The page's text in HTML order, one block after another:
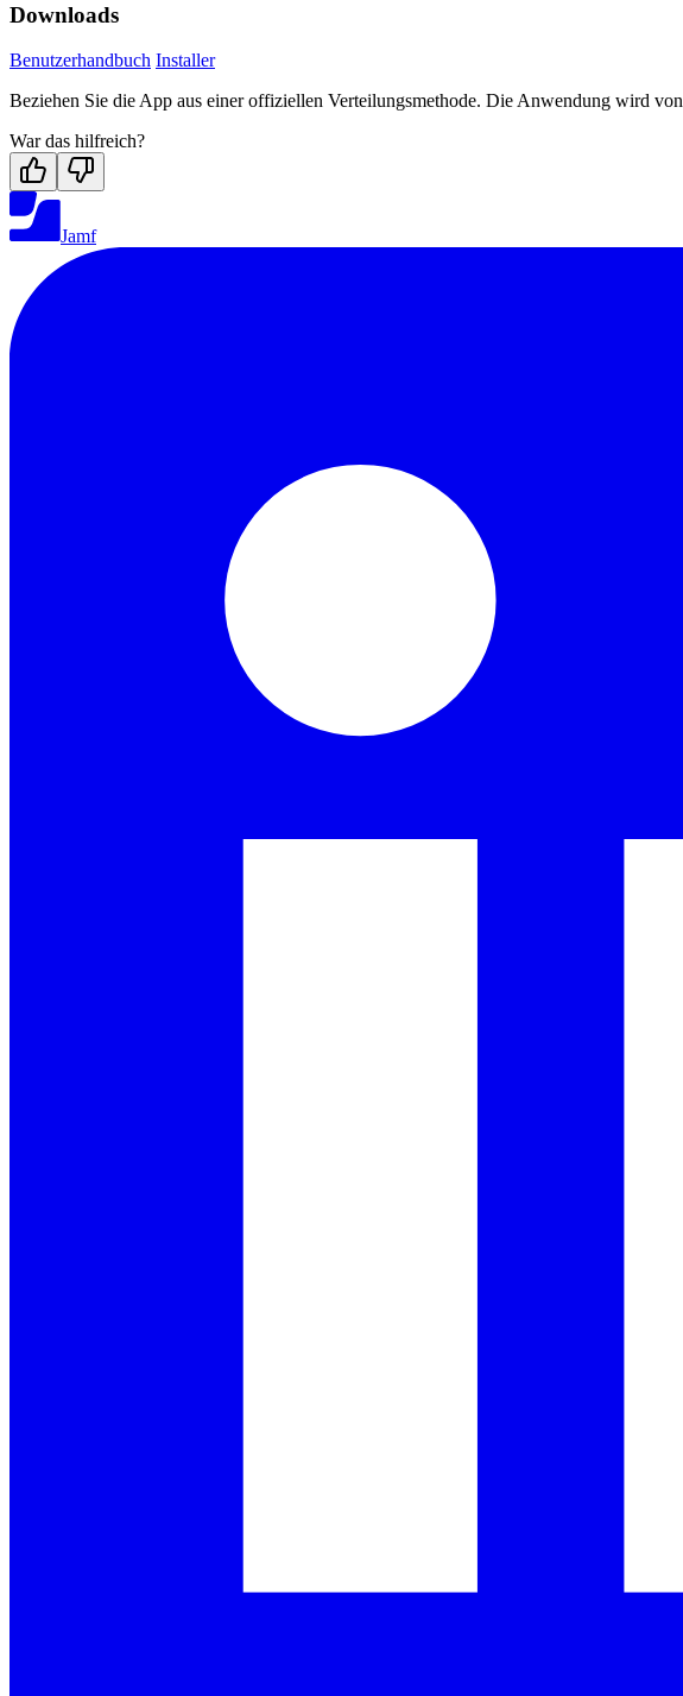
Downloads
Benutzerhandbuch Installer
Beziehen Sie die App aus einer offiziellen Verteilungsmethode. Die Anwendung wird von
War das hilfreich?
Jamf